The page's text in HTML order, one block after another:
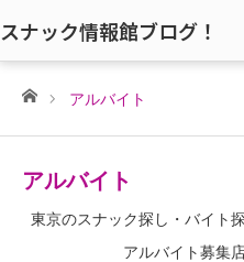
スナック情報館ブログ！
ホームアルバイト
アルバイト
東京のスナック探し・バイト
アルバイト募集